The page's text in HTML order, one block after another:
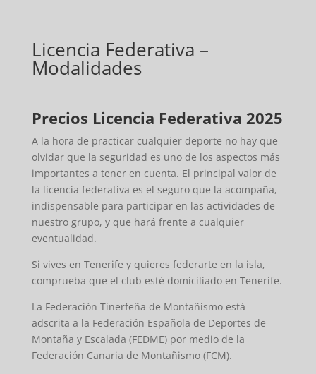
Licencia Federativa –
Modalidades
Precios Licencia Federativa 2025
A la hora de practicar cualquier deporte no hay que
olvidar que la seguridad es uno de los aspectos más
importantes a tener en cuenta. El principal valor de
la licencia federativa es el seguro que la acompaña,
indispensable para participar en las actividades de
nuestro grupo, y que hará frente a cualquier
eventualidad.
Si vives en Tenerife y quieres federarte en la isla,
comprueba que el club esté domiciliado en Tenerife.
La Federación Tinerfeña de Montañismo está
adscrita a la Federación Española de Deportes de
Montaña y Escalada (FEDME) por medio de la
Federación Canaria de Montañismo (FCM).